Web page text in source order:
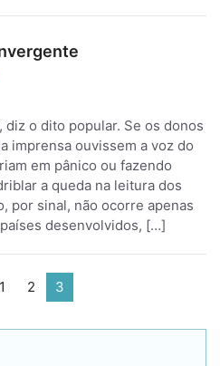
diz o dito popular. Se os donos
imprensa ouvissem a voz do
em pânico ou fazendo
a queda na leitura dos
por sinal, não ocorre apenas
desenvolvidos, […]
1 2 3